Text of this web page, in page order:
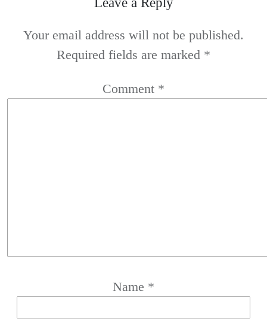
Your email address will not be published.
Required fields are marked *
Comment *
Name *